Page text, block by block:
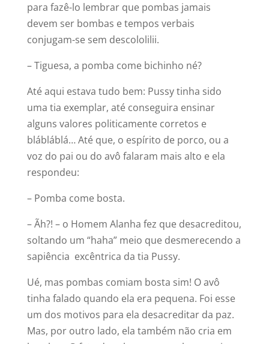
para fazê-lo lembrar que pombas jamais
devem ser bombas e tempos verbais
conjugam-se sem descololilii.
– Tiguesa, a pomba come bichinho né?
Até aqui estava tudo bem: Pussy tinha sido
uma tia exemplar, até conseguira ensinar
alguns valores politicamente corretos e
blábláblá… Até que, o espírito de porco, ou a
voz do pai ou do avô falaram mais alto e ela
respondeu:
– Pomba come bosta.
– Ãh?! – o Homem Alanha fez que desacreditou,
soltando um “haha” meio que desmerecendo a
sapiência excêntrica da tia Pussy.
Ué, mas pombas comiam bosta sim! O avô
tinha falado quando ela era pequena. Foi esse
um dos motivos para ela desacreditar da paz.
Mas, por outro lado, ela também não cria em